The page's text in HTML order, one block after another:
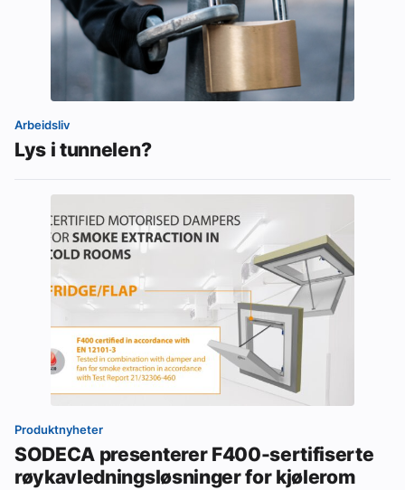
Arbeidsliv
Lys i tunnelen?
Produktnyheter
SODECA presenterer F400-sertifiserte
røykavledningsløsninger for kjølerom